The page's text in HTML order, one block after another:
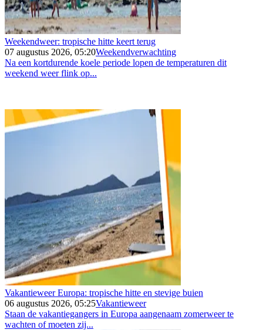
Weekendweer: tropische hitte keert terug
07 augustus 2026, 05:20Weekendverwachting
Na een kortdurende koele periode lopen de temperaturen dit
weekend weer flink op...
Vakantieweer Europa: tropische hitte en stevige buien
06 augustus 2026, 05:25Vakantieweer
Staan de vakantiegangers in Europa aangenaam zomerweer te
wachten of moeten zij...